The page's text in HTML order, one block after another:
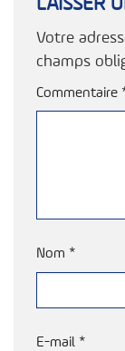
LAISSER
Votre
champs
Commentaire
Nom *
E-mail *